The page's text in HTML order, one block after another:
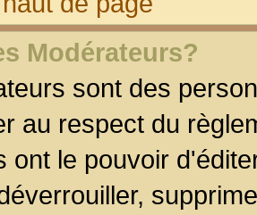
Modérateurs?
sont des
au respect du
ont le pouvoir